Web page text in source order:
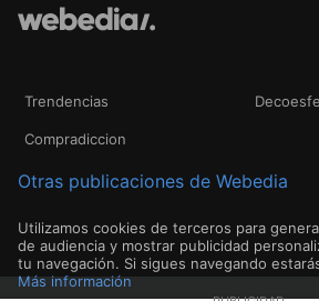
Trendencias
Compradiccion
Otras publicaciones de Webedia
Utilizamos cookies de terceros para
de audiencia y mostrar publicidad
tu navegación. Si sigues navegando
Más información